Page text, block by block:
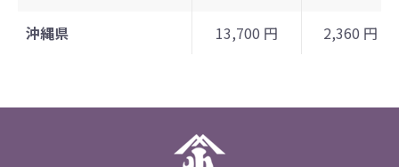
沖縄県 13,700 円 2,360 円